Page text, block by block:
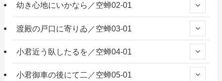
幼き心地にいかなら／空蝉02-01
渡殿の戸口に寄りゐ／空蝉03-01
小君近う臥したるを／空蝉04-01
小君御車の後にて二／空蝉05-01